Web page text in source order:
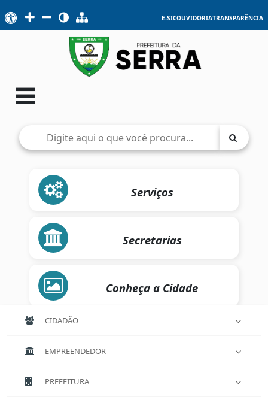
E-SICOUVIDORIATRANSPARÊNCIA
Serviços
Secretarias
Conheça a Cidade
CIDADÃO
EMPREENDEDOR
PREFEITURA